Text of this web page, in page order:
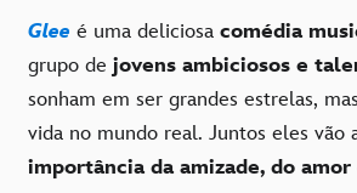
Glee é uma deliciosa comédia
grupo de jovens ambiciosos e
sonham em ser grandes estrelas,
vida no mundo real. Juntos eles vão
importância da amizade, do